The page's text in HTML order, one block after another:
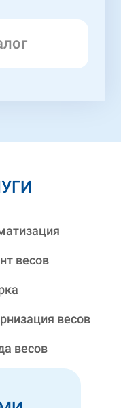
весов
весов
весов